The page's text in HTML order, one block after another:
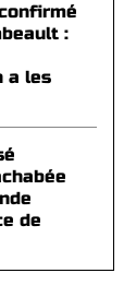
:
a les
de